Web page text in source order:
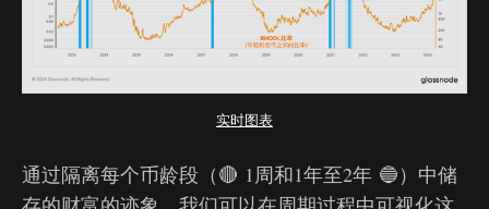
实时图表
通过隔离每个币龄段（🔴 1周和1年至2年 🔵）中储